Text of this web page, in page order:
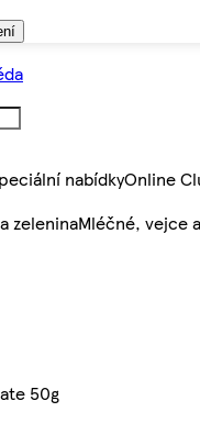
nabídkyOnline
zeleninaMléčné, vejce
50g